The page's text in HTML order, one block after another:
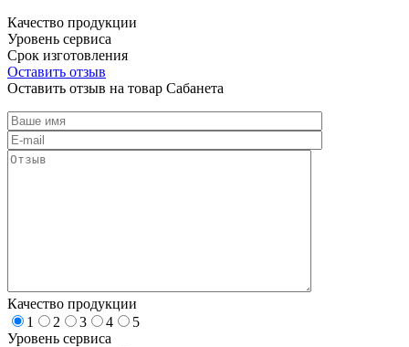
Качество продукции
Уровень сервиса
Срок изготовления
Оставить отзыв
Оставить отзыв на товар Сабанета
Качество продукции
1
2 3 4
5
Уровень сервиса